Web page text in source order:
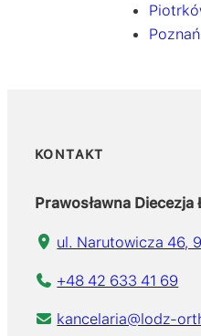
Poznań
KONTAKT
Prawosławna
ul. Narutowicza 46,
+48 42 633 41 69
kancelaria@lodz-